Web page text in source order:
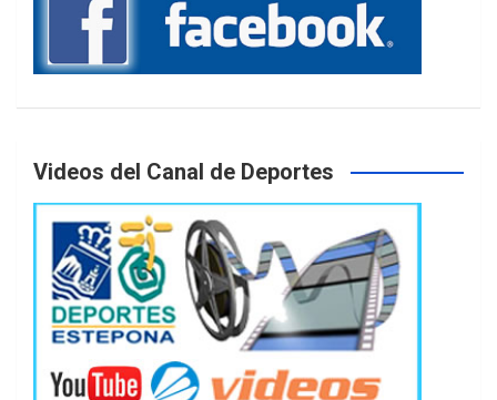
Videos del Canal de Deportes